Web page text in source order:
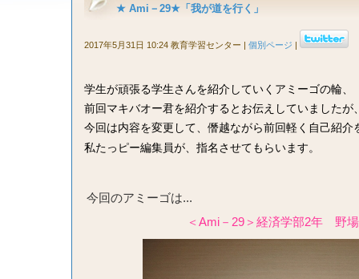
★ Ami－29★「我が道を行く」
2017年5月31日 10:24 教育学習センター | 個別ページ |
学生が頑張る学生さんを紹介していくアミーゴの輪、
前回マキバオー君を紹介するとお伝えしていましたが
今回は内容を変更して、 僭越ながら前回軽く自己紹介
私たっピー編集員が、指名させてもらいます。
今回のアミーゴは...
＜Ami－ 29＞経済学部2年 野